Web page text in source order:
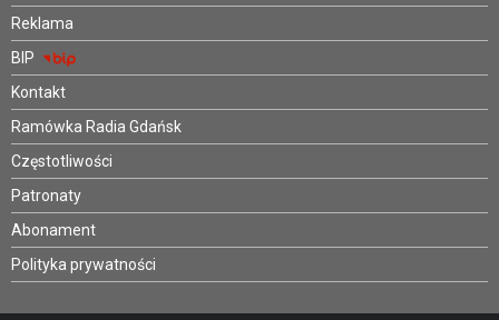
Reklama
BIP
Kontakt
Ramówka Radia Gdańsk
Częstotliwości
Patronaty
Abonament
Polityka prywatności